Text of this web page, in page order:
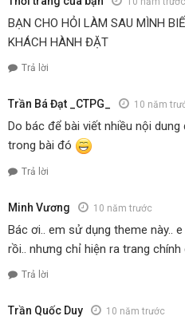
BẠN CHO HỎI LÀM SAU MÌNH
KHÁCH HÀNH ĐẶT
Trả lời
Trần Bá Đạt _CTPG_ 10 năm
Do bác để bài viết nhiều nội
trong bài đó
Trả lời
Minh Vương 10 năm trước
Bác ơi.. em sử dụng theme này..
rồi.. nhưng chỉ hiện ra trang
Trả lời
Trần Quốc Duy 10 năm trước